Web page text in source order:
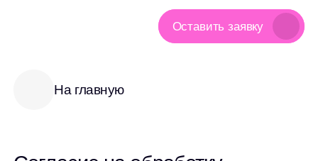
Оставить заявку
На главную